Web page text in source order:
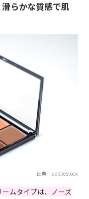
滑らかな質感で肌
出典：adobestock
ムタイプは、ノーズ